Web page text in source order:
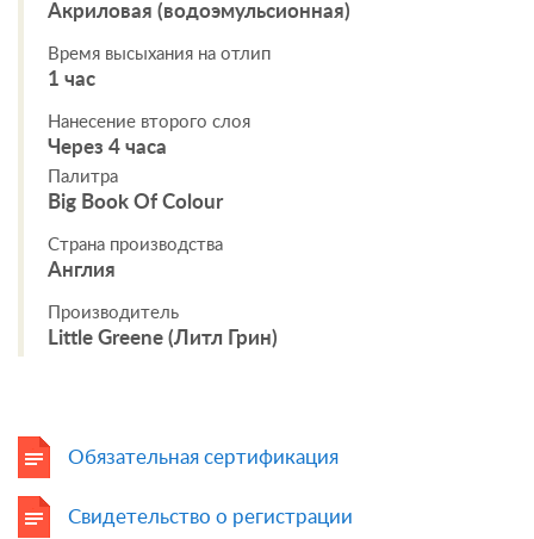
Акриловая (водоэмульсионная)
Время высыхания на отлип
1 час
Нанесение второго слоя
Через 4 часа
Палитра
Big Book Of Colour
Страна производства
Англия
Производитель
Little Greene (Литл Грин)
Обязательная сертификация
Свидетельство о регистрации